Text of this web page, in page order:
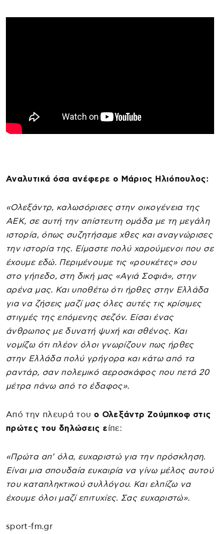
Αναλυτικά όσα ανέφερε ο Μάριος Ηλιόπουλος:
«Ολεξάντρ, καλωσόρισες στην οικογένεια της
ΑΕΚ, σε αυτή την απίστευτη ομάδα με τη μεγάλη
ιστορία, όπως συζητήσαμε χθες και αναγνώρισες
την ιστορία της. Είμαστε πολύ χαρούμενοι που σε
έχουμε εδώ. Περιμένουμε τις «ρουκέτες» σου
στο γήπεδο, στη δική μας «Αγιά Σοφιά», στην
αρένα μας. Και υποθέτω ότι ήρθες στην Ελλάδα
για να ζήσεις μαζί μας όλες αυτές τις κρίσιμες
στιγμές της επόμενης σεζόν. Είσαι ένας
άνθρωπος με δυνατή ψυχή και σθένος. Και
νομίζω ότι πλέον όλοι γνωρίζουν πως ήρθες
στην Ελλάδα πολύ γρήγορα και κάτω από τα
ραντάρ, σαν πολεμικό αεροσκάφος που πετά 20
μέτρα πάνω από το έδαφος».
Από την πλευρά του ο Ολεξάντρ Ζούμπκοφ στις
πρώτες του δηλώσεις είπε:
«Πρώτα απ’ όλα, ευχαριστώ για την πρόσκληση.
Είναι μια σπουδαία ευκαιρία να γίνω μέλος αυτού
του καταπληκτικού συλλόγου. Και ελπίζω να
έχουμε όλοι μαζί επιτυχίες. Σας ευχαριστώ».
sport-fm.gr